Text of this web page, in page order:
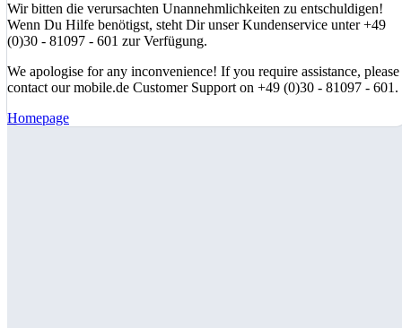
Wir bitten die verursachten Unannehmlichkeiten zu entschuldigen!
Wenn Du Hilfe benötigst, steht Dir unser Kundenservice unter +49
(0)30 - 81097 - 601 zur Verfügung.
We apologise for any inconvenience! If you require assistance, please
contact our mobile.de Customer Support on +49 (0)30 - 81097 - 601.
Homepage